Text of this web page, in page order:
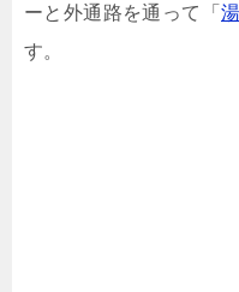
ーと外通路を通って「
す。